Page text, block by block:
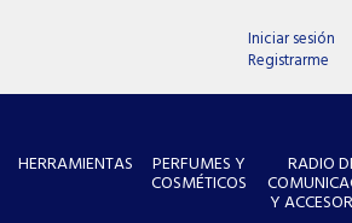
Iniciar sesión
Registrarme
HERRAMIENTAS PERFUMES Y
COSMÉTICOS
RADIO
Y